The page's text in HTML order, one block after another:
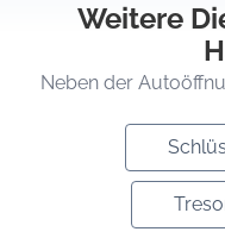
Weitere
Neben der